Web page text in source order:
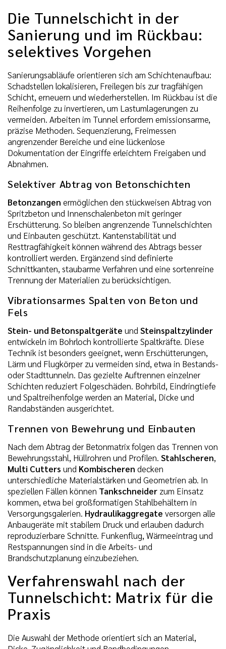
Die Tunnelschicht in der
Sanierung und im Rückbau:
selektives Vorgehen
Sanierungsabläufe orientieren sich am Schichtenaufbau:
Schadstellen lokalisieren, Freilegen bis zur tragfähigen
Schicht, erneuern und wiederherstellen. Im Rückbau ist die
Reihenfolge zu invertieren, um Lastumlagerungen zu
vermeiden. Arbeiten im Tunnel erfordern emissionsarme,
präzise Methoden. Sequenzierung, Freimessen
angrenzender Bereiche und eine lückenlose
Dokumentation der Eingriffe erleichtern Freigaben und
Abnahmen.
Selektiver Abtrag von Betonschichten
Betonzangen ermöglichen den stückweisen Abtrag von
Spritzbeton und Innenschalenbeton mit geringer
Erschütterung. So bleiben angrenzende Tunnelschichten
und Einbauten geschützt. Kantenstabilität und
Resttragfähigkeit können während des Abtrags besser
kontrolliert werden. Ergänzend sind definierte
Schnittkanten, staubarme Verfahren und eine sortenreine
Trennung der Materialien zu berücksichtigen.
Vibrationsarmes Spalten von Beton und
Fels
Stein- und Betonspaltgeräte und Steinspaltzylinder
entwickeln im Bohrloch kontrollierte Spaltkräfte. Diese
Technik ist besonders geeignet, wenn Erschütterungen,
Lärm und Flugkörper zu vermeiden sind, etwa in Bestands-
oder Stadttunneln. Das gezielte Auftrennen einzelner
Schichten reduziert Folgeschäden. Bohrbild, Eindringtiefe
und Spaltreihenfolge werden an Material, Dicke und
Randabständen ausgerichtet.
Trennen von Bewehrung und Einbauten
Nach dem Abtrag der Betonmatrix folgen das Trennen von
Bewehrungsstahl, Hüllrohren und Profilen. Stahlscheren,
Multi Cutters und Kombischeren decken
unterschiedliche Materialstärken und Geometrien ab. In
speziellen Fällen können Tankschneider zum Einsatz
kommen, etwa bei großformatigen Stahlbehältern in
Versorgungsgalerien. Hydraulikaggregate versorgen alle
Anbaugeräte mit stabilem Druck und erlauben dadurch
reproduzierbare Schnitte. Funkenflug, Wärmeeintrag und
Restspannungen sind in die Arbeits- und
Brandschutzplanung einzubeziehen.
Verfahrenswahl nach der
Tunnelschicht: Matrix für die
Praxis
Die Auswahl der Methode orientiert sich an Material,